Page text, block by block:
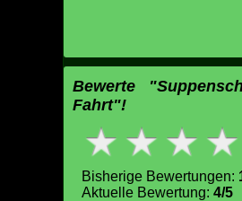
Bewerte
Fahrt"!
Bisherige Bewertungen:
Aktuelle Bewertung: 4/5